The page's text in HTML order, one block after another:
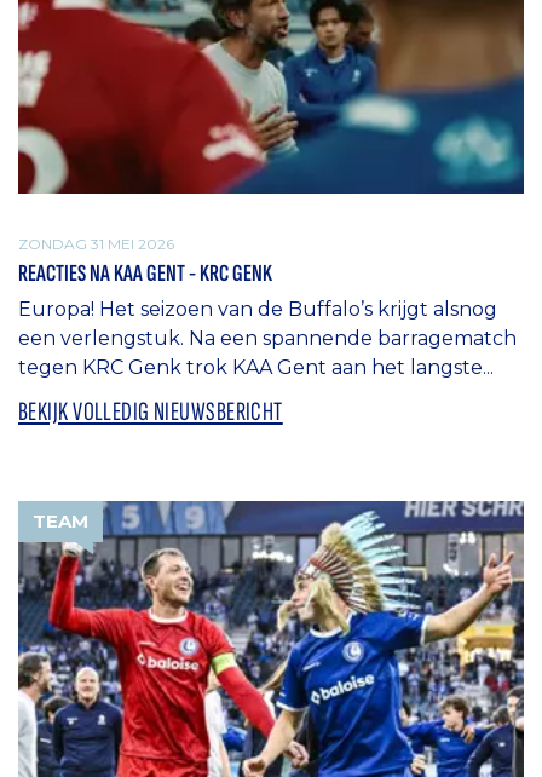
ZONDAG 31 MEI 2026
REACTIES NA KAA GENT - KRC GENK
Europa! Het seizoen van de Buffalo’s krijgt alsnog
een verlengstuk. Na een spannende barragematch
tegen KRC Genk trok KAA Gent aan het langste...
BEKIJK VOLLEDIG NIEUWSBERICHT
TEAM